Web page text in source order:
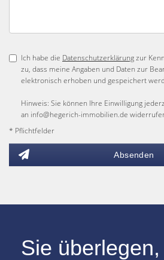
Ich habe die Datenschutzerklärungzur
zu, dass meine Angaben und Daten zur
elektronisch erhoben und gespeichert
Hinweis: Sie können Ihre Einwilligung
an info@hegerich-immobilien.de
* Pflichtfelder
Absenden
Sie